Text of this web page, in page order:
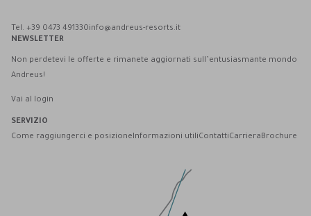
Tel. +39 0473 491330info@andreus-resorts.it
NEWSLETTER
Non perdetevi le offerte e rimanete aggiornati sull’entusiasmante mondo
Andreus!
Vai al login
SERVIZIO
Come raggiungerci e posizioneInformazioni utiliContattiCarrieraBrochure